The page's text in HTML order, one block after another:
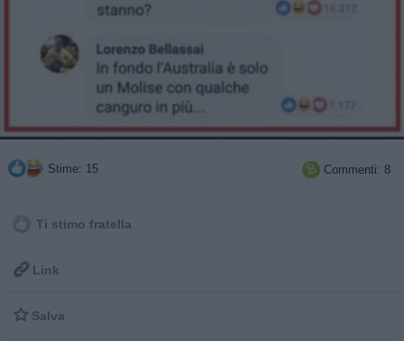
Stime: 15  Commenti: 8
Ti stimo fratella
 Link
 Salva